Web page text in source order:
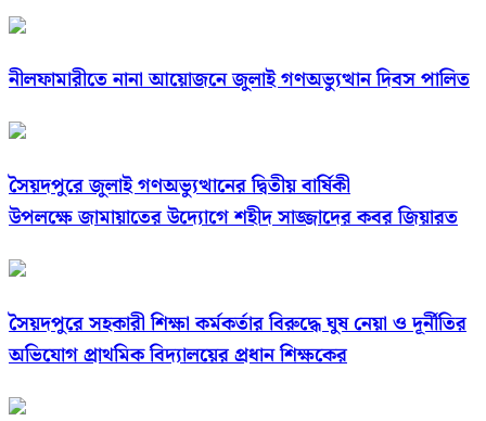
নীলফামারীতে নানা আয়োজনে জুলাই গণঅভ্যুত্থান দিবস পালিত
সৈয়দপুরে জুলাই গণঅভ্যুত্থানের দ্বিতীয় বার্ষিকী
উপলক্ষে জামায়াতের উদ্যোগে শহীদ সাজ্জাদের কবর জিয়ারত
সৈয়দপুরে সহকারী শিক্ষা কর্মকর্তার বিরুদ্ধে ঘুষ নেয়া ও দূর্নীতির
অভিযোগ প্রাথমিক বিদ্যালয়ের প্রধান শিক্ষকের